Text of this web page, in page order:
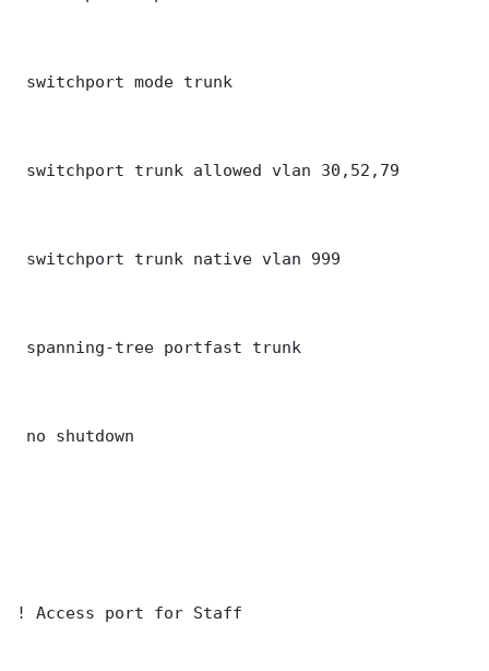
switchport mode trunk
switchport trunk allowed vlan 30,52,79
switchport trunk native vlan 999
spanning-tree portfast trunk
no shutdown
! Access port for Staff